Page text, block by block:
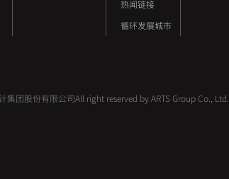
热闻链接
循环发展城市
团股份有限公司All right reserved by ARTS Group Co., Ltd.